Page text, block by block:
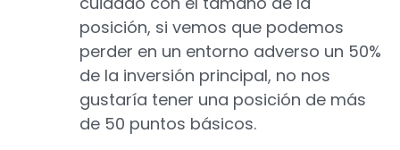
posición, si vemos que podemos
perder en un entorno adverso un 50%
de la inversión principal, no nos
gustaría tener una posición de más
de 50 puntos básicos.